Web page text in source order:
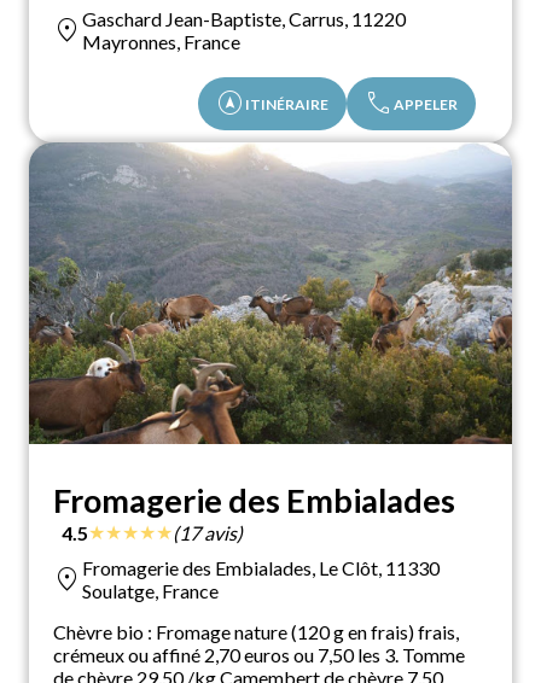
location_on Gaschard Jean-Baptiste, Carrus, 11220
Mayronnes, France
assistant_navigation ITINÉRAIRE call APPELER
Fromagerie des Embialades
4.5★★★★★(17 avis)
location_on Fromagerie des Embialades, Le Clôt, 11330
Soulatge, France
Chèvre bio : Fromage nature (120 g en frais) frais,
crémeux ou affiné 2,70 euros ou 7,50 les 3. Tomme
de chèvre 29,50 /kg Camembert de chèvre 7,50